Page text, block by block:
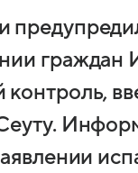
граждан